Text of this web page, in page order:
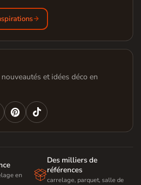
et idées déco en

en

Des milliers de
références
carrelage, parquet, salle de